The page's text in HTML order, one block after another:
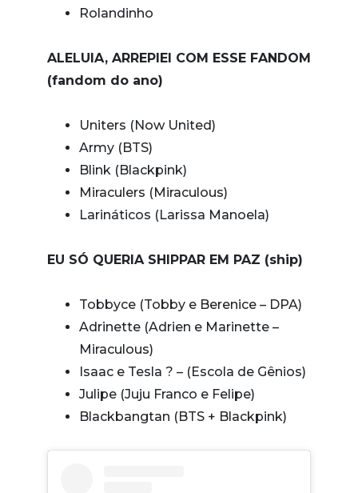
Rolandinho
ALELUIA, ARREPIEI COM ESSE FANDOM
(fandom do ano)
Uniters (Now United)
Army (BTS)
Blink (Blackpink)
Miraculers (Miraculous)
Larináticos (Larissa Manoela)
EU SÓ QUERIA SHIPPAR EM PAZ (ship)
Tobbyce (Tobby e Berenice – DPA)
Adrinette (Adrien e Marinette –
Miraculous)
Isaac e Tesla ? – (Escola de Gênios)
Julipe (Juju Franco e Felipe)
Blackbangtan (BTS + Blackpink)